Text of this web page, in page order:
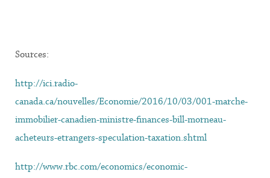
Sources:
http://ici.radio-
canada.ca/nouvelles/Economie/2016/10/03/001-marche-
immobilier-canadien-ministre-finances-bill-morneau-
acheteurs-etrangers-speculation-taxation.shtml
http://www.rbc.com/economics/economic-